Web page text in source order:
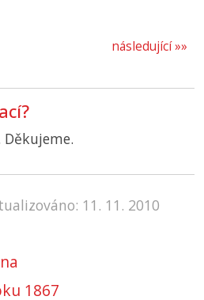
následující »»
11. 11. 2010
1867